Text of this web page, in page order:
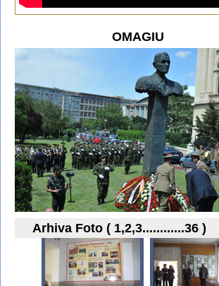
OMAGIU
Arhiva Foto ( 1,2,3............36 )